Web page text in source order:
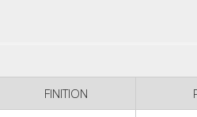
FINITION